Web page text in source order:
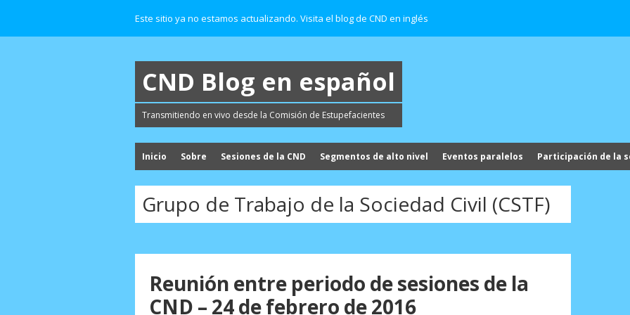
Este sitio ya no estamos actualizando. Visita el blog de CND en inglés
CND Blog en español
Transmitiendo en vivo desde la Comisión de Estupefacientes
Inicio Sobre Sesiones de la CND Segmentos de alto nivel Eventos paralelos Participación de la
Grupo de Trabajo de la Sociedad Civil (CSTF)
Reunión entre periodo de sesiones de la
CND – 24 de febrero de 2016